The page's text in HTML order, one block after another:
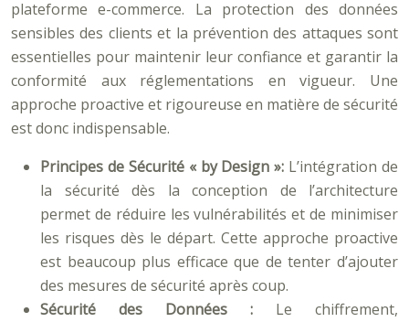
plateforme e-commerce. La protection des données
sensibles des clients et la prévention des attaques sont
essentielles pour maintenir leur confiance et garantir la
conformité aux réglementations en vigueur. Une
approche proactive et rigoureuse en matière de sécurité
est donc indispensable.
Principes de Sécurité « by Design »: L’intégration de
la sécurité dès la conception de l’architecture
permet de réduire les vulnérabilités et de minimiser
les risques dès le départ. Cette approche proactive
est beaucoup plus efficace que de tenter d’ajouter
des mesures de sécurité après coup.
Sécurité des Données : Le chiffrement,